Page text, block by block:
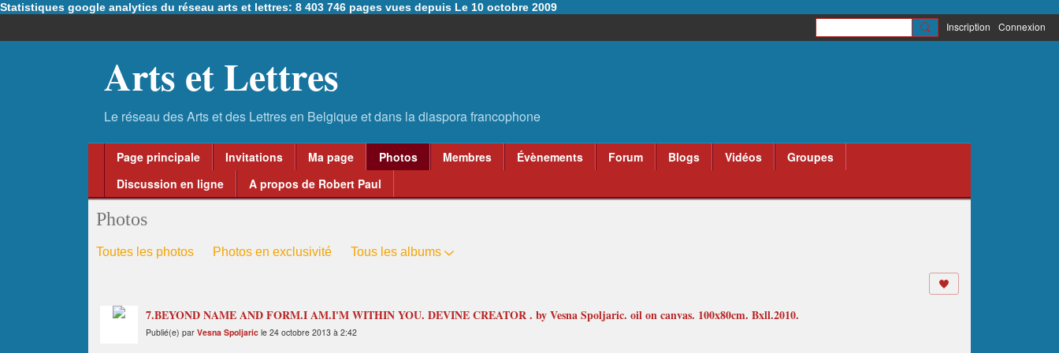
Statistiques google analytics du réseau arts et lettres: 8 403 746 pages vues depuis Le 10 octobre 2009
Inscription Connexion
Arts et Lettres
Page principale Invitations Ma page Photos Membres Évènements Forum Blogs Vidéos
Groupes
Discussion en ligne
A propos de Robert Paul
Photos
Toutes les photos Photos en exclusivité Tous les albums
7.BEYOND NAME AND FORM.I AM.I'M WITHIN YOU. DEVINE CREATOR . by Vesna Spoljaric. oil on canvas. 100x80cm. Bxll.2010.
Publié(e) par Vesna Spoljaric le 24 octobre 2013 à 2:42